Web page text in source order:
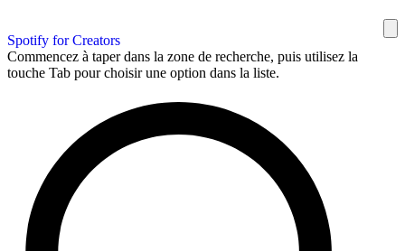
Spotify for Creators
Commencez à taper dans la zone de recherche, puis utilisez la
touche Tab pour choisir une option dans la liste.